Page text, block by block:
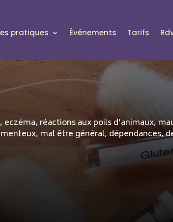
pratiques Événements Tarifs
réactions aux poils d’animaux,
mal être général, dépendances,